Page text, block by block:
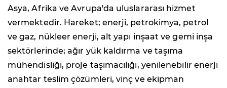
Asya, Afrika ve Avrupa'da uluslararası hizmet
vermektedir. Hareket; enerji, petrokimya, petrol
ve gaz, nükleer enerji, alt yapı inşaat ve gemi inşa
sektörlerinde; ağır yük kaldırma ve taşıma
mühendisliği, proje taşımacılığı, yenilenebilir enerji
anahtar teslim çözümleri, vinç ve ekipman